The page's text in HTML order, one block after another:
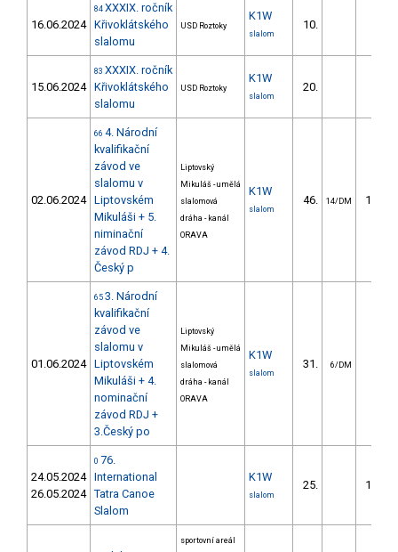
16.06.2024
84 XXXIX. ročník
Křivoklátského
slalomu
USD Roztoky
K1W
slalom
10.
15.06.2024
83 XXXIX. ročník
Křivoklátského
slalomu
USD Roztoky
K1W
slalom
20.
02.06.2024
66 4. Národní
kvalifikační
závod ve
slalomu v
Liptovském
Mikuláši + 5.
niminační
závod RDJ + 4.
Český p
Liptovský
Mikuláš - umělá
slalomová
dráha - kanál
ORAVA
K1W
slalom
46. 14/DM 145.59
01.06.2024
65 3. Národní
kvalifikační
závod ve
slalomu v
Liptovském
Mikuláši + 4.
nominační
závod RDJ +
3.Český po
Liptovský
Mikuláš - umělá
slalomová
dráha - kanál
ORAVA
K1W
slalom
31. 6/DM
24.05.2024
26.05.2024
0 76.
International
Tatra Canoe
Slalom
K1W
slalom
25. 141.59
sportovní areál